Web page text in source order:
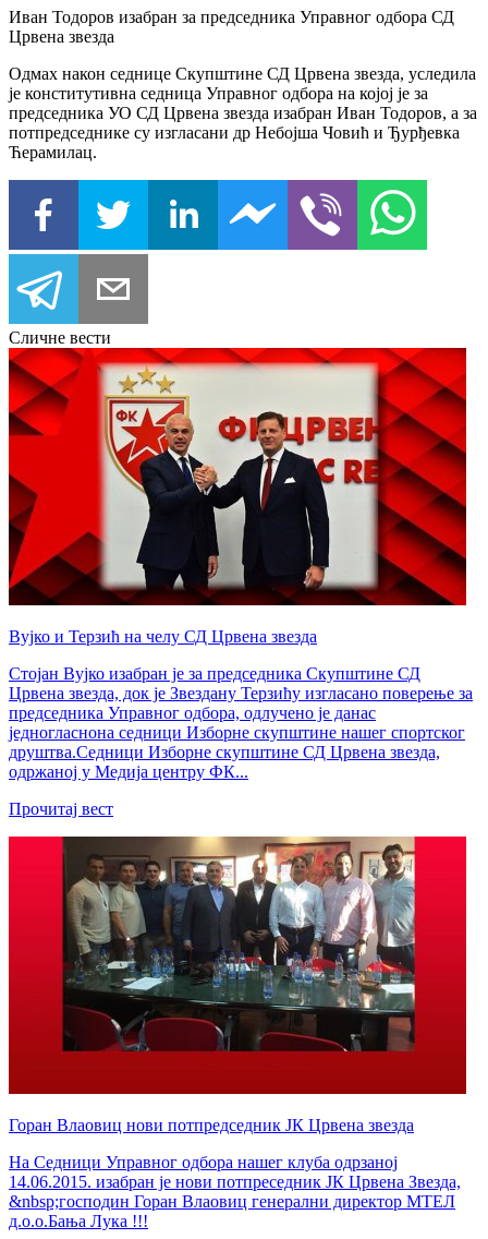
Иван Тодоров изабран за председника Управног одбора СД
Црвена звезда
Одмах након седнице Скупштине СД Црвена звезда, уследила
је конститутивна седница Управног одбора на којој је за
председника УО СД Црвена звезда изабран Иван Тодоров, а за
потпредседнике су изгласани др Небојша Човић и Ђурђевка
Ћерамилац.
Сличне вести
​Вујко и Терзић на челу СД Црвена звезда
Стојан Вујко изабран је за председника Скупштине СД
Црвена звезда, док је Звездану Терзићу изгласано поверење за
председника Управног одбора, одлучено је данас
једногласнона седници Изборне скупштине нашег спортског
друштва.Седници Изборне скупштине СД Црвена звезда,
одржаној у Медија центру ФК...
Прочитај вест
Горан Влаовиц нови потпредседник ЈК Црвена звезда
На Седници Управног одбора нашег клуба одрзаној
14.06.2015. изабран је нови потпреседник ЈК Црвена Звезда,
&nbsp;господин Горан Влаовиц генерални директор МТЕЛ
д.о.о.Бања Лука !!!